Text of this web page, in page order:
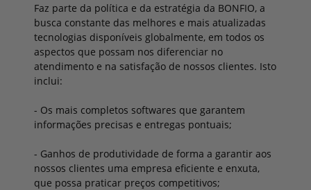
Faz parte da política e da estratégia da BONFIO, a
busca constante das melhores e mais atualizadas
tecnologias disponíveis globalmente, em todos os
aspectos que possam nos diferenciar no
atendimento e na satisfação de nossos clientes. Isto
inclui:
- Os mais completos softwares que garantem
informações precisas e entregas pontuais;
- Ganhos de produtividade de forma a garantir aos
nossos clientes uma empresa eficiente e enxuta,
que possa praticar preços competitivos;